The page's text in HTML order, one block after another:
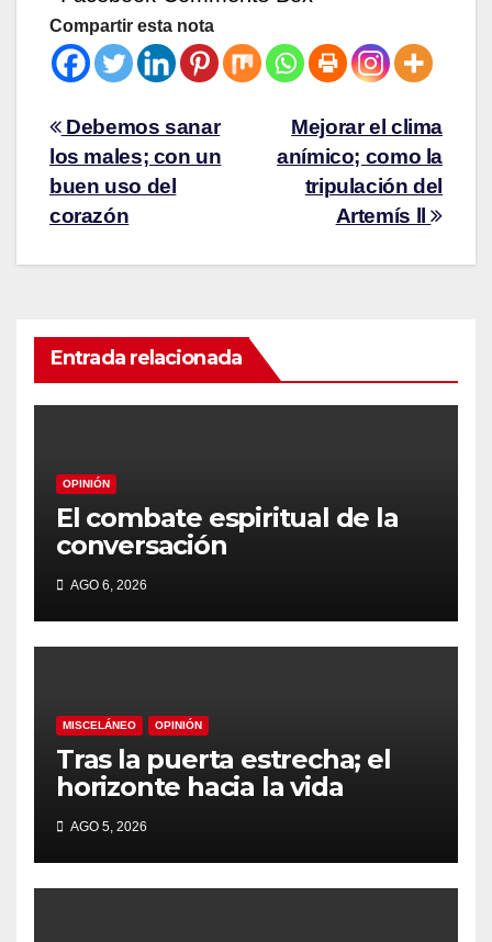
Compartir esta nota
Mejorar el clima
anímico; como la
tripulación del
Artemís ll
Debemos sanar
los males; con un
buen uso del
corazón
Entrada relacionada
OPINIÓN
El combate espiritual de la
conversación
AGO 6, 2026
MISCELÁNEO OPINIÓN
Tras la puerta estrecha; el
horizonte hacia la vida
AGO 5, 2026